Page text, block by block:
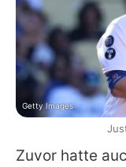
Zuvor hatte
Getty Images